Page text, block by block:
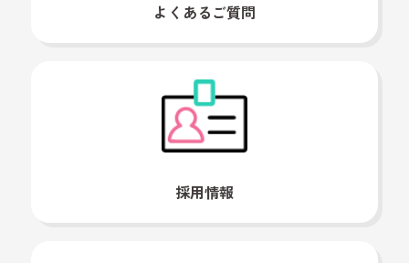
よくあるご質問
採用情報